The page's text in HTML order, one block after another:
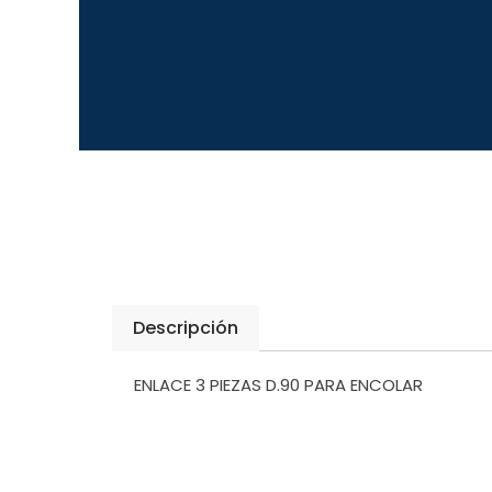
Descripción
ENLACE 3 PIEZAS D.90 PARA ENCOLAR